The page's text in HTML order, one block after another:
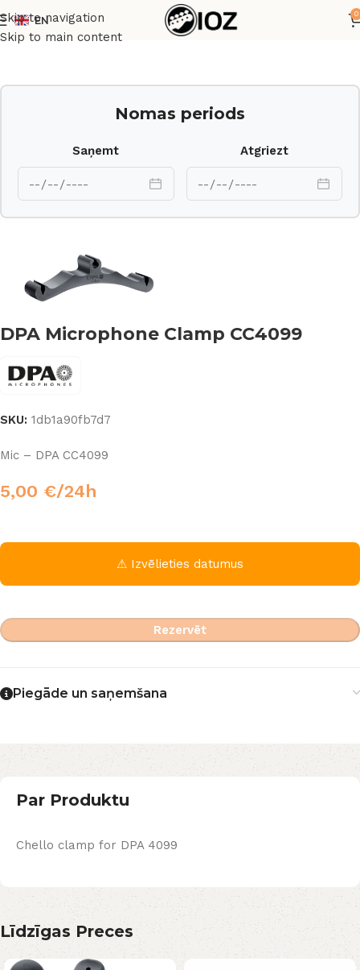
Skip to navigation
Skip to main content
EN
0
Sākums Mikrofoni
Nomas periods
Saņemt Atgriezt
DPA Microphone Clamp CC4099
SKU: 1db1a90fb7d7
Mic – DPA CC4099
5,00 €/24h
⚠ Izvēlieties datumus
Rezervēt
Piegāde un saņemšana
Par Produktu
Chello clamp for DPA 4099
Līdzīgas Preces